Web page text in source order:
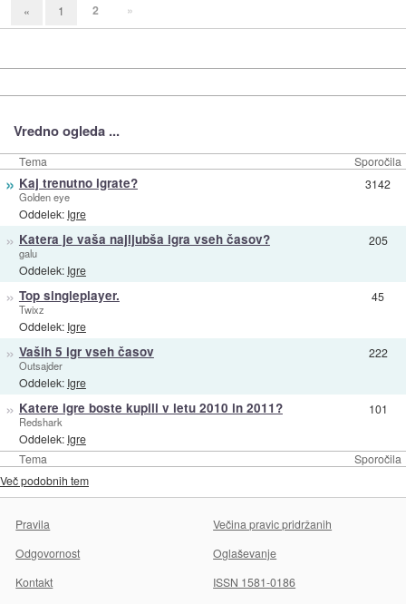
« 1 2 »
Vredno ogleda ...
Tema Sporočila
Tema Sporočila
» Kaj trenutno igrate?
Golden eye
Oddelek: Igre
3142
» Katera je vaša najljubša igra vseh časov?
galu
Oddelek: Igre
205
» Top singleplayer.
Twixz
Oddelek: Igre
45
» Vaših 5 igr vseh časov
Outsajder
Oddelek: Igre
222
» Katere igre boste kupili v letu 2010 in 2011?
Redshark
Oddelek: Igre
101
Več podobnih tem
Pravila
Večina pravic pridržanih
Odgovornost
Oglaševanje
Kontakt
ISSN 1581-0186